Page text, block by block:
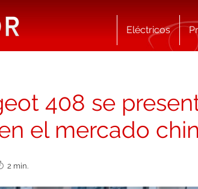
Eléctricos
408 se
el mercado
2 min.